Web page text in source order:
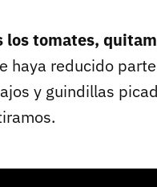
los tomates,
haya reducido
y guindillas